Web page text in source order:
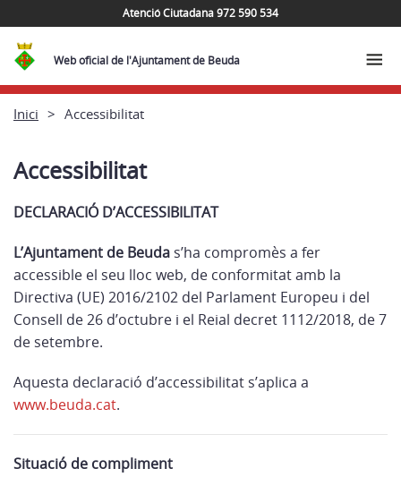
Atenció Ciutadana 972 590 534
Web oficial de l'Ajuntament de Beuda
Inici Accessibilitat
Accessibilitat
DECLARACIÓ D’ACCESSIBILITAT
L’Ajuntament de Beuda s’ha compromès a fer
accessible el seu lloc web, de conformitat amb la
Directiva (UE) 2016/2102 del Parlament Europeu i del
Consell de 26 d’octubre i el Reial decret 1112/2018, de 7
de setembre.
Aquesta declaració d’accessibilitat s’aplica a
www.beuda.cat.
Situació de compliment